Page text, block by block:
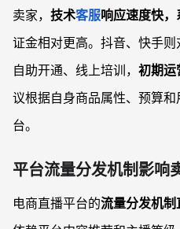
卖家， 技术客服响应速度快
证金相对更高。抖音、快手
自助开通、线上培训， 初期运
议根据自身商品属性、预算
台。
平台流量分发机制影响
电商直播平台的流量分发机